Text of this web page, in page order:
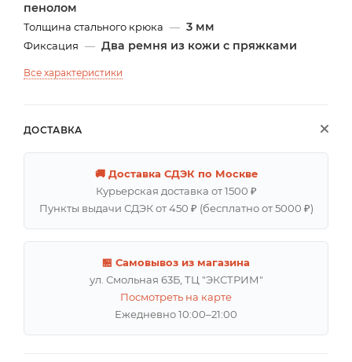
пенолом
Толщина стального крюка — 3 мм
Фиксация — Два ремня из кожи с пряжками
Все характеристики
ДОСТАВКА
🚚 Доставка СДЭК по Москве
Курьерская доставка от 1500 ₽
Пункты выдачи СДЭК от 450 ₽ (бесплатно от 5000 ₽)
🏪 Самовывоз из магазина
ул. Смольная 63Б, ТЦ "ЭКСТРИМ"
Посмотреть на карте
Ежедневно 10:00–21:00